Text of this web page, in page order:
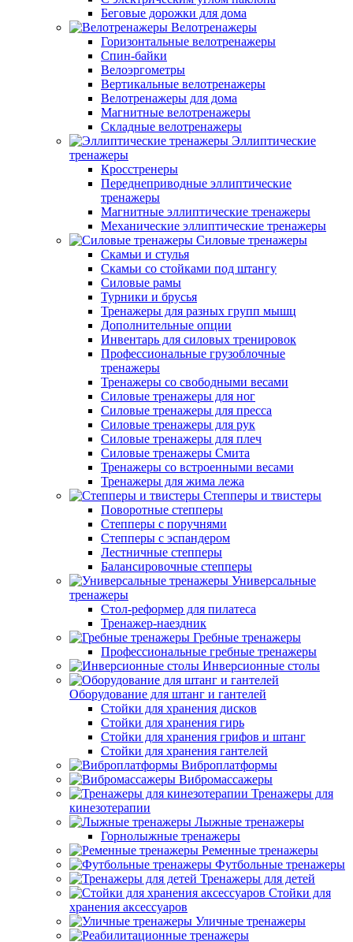
Беговые дорожки для дома
Велотренажеры
Горизонтальные велотренажеры
Спин-байки
Велоэргометры
Вертикальные велотренажеры
Велотренажеры для дома
Магнитные велотренажеры
Складные велотренажеры
Эллиптические
тренажеры
Кросстренеры
Переднеприводные эллиптические
тренажеры
Магнитные эллиптические тренажеры
Механические эллиптические тренажеры
Силовые тренажеры
Скамьи и стулья
Скамьи со стойками под штангу
Силовые рамы
Турники и брусья
Тренажеры для разных групп мышц
Дополнительные опции
Инвентарь для силовых тренировок
Профессиональные грузоблочные
тренажеры
Тренажеры со свободными весами
Силовые тренажеры для ног
Силовые тренажеры для пресса
Силовые тренажеры для рук
Силовые тренажеры для плеч
Силовые тренажеры Смита
Тренажеры со встроенными весами
Тренажеры для жима лежа
Степперы и твистеры
Поворотные степперы
Степперы с поручнями
Степперы с эспандером
Лестничные степперы
Балансировочные степперы
Универсальные
тренажеры
Стол-реформер для пилатеса
Тренажер-наездник
Гребные тренажеры
Профессиональные гребные тренажеры
Инверсионные столы
Оборудование для штанг и гантелей
Стойки для хранения дисков
Стойки для хранения гирь
Стойки для хранения грифов и штанг
Стойки для хранения гантелей
Виброплатформы
Вибромассажеры
Тренажеры для
кинезотерапии
Лыжные тренажеры
Горнолыжные тренажеры
Ременные тренажеры
Футбольные тренажеры
Тренажеры для детей
Стойки для
хранения аксессуаров
Уличные тренажеры